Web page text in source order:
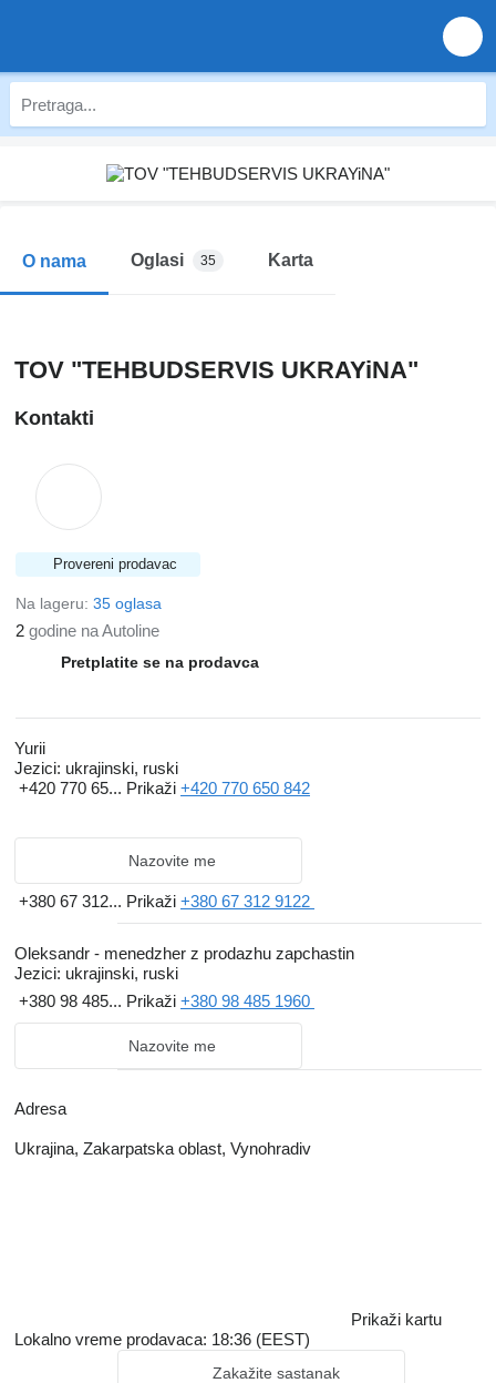
O nama Oglasi 35 Karta
TOV "TEHBUDSERVIS UKRAYiNA"
Kontakti
Provereni prodavac
Na lageru: 35 oglasa
2 godine na Autoline
Pretplatite se na prodavca
Yurii
Jezici: ukrajinski, ruski
+420 770 65... Prikaži +420 770 650 842
Nazovite me
+380 67 312... Prikaži +380 67 312 9122
Oleksandr - menedzher z prodazhu zapchastin
Jezici: ukrajinski, ruski
+380 98 485... Prikaži +380 98 485 1960
Nazovite me
Adresa
Ukrajina, Zakarpatska oblast, Vynohradiv
Prikaži kartu
Lokalno vreme prodavaca: 18:36 (EEST)
Zakažite sastanak